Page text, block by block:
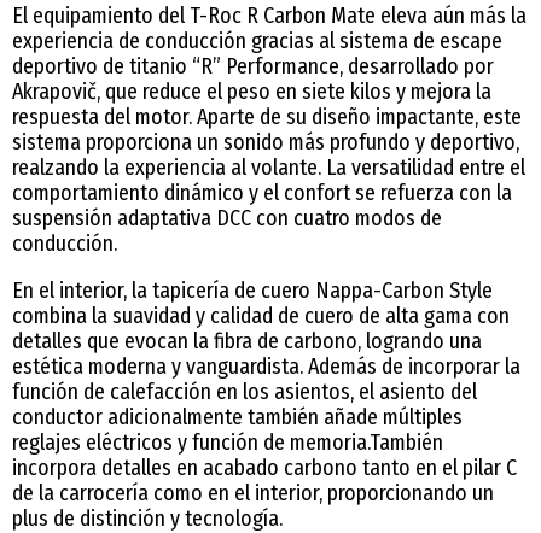
El equipamiento del T-Roc R Carbon Mate eleva aún más la
experiencia de conducción gracias al sistema de escape
deportivo de titanio “R” Performance, desarrollado por
Akrapovič, que reduce el peso en siete kilos y mejora la
respuesta del motor. Aparte de su diseño impactante, este
sistema proporciona un sonido más profundo y deportivo,
realzando la experiencia al volante. La versatilidad entre el
comportamiento dinámico y el confort se refuerza con la
suspensión adaptativa DCC con cuatro modos de
conducción.
En el interior, la tapicería de cuero Nappa-Carbon Style
combina la suavidad y calidad de cuero de alta gama con
detalles que evocan la fibra de carbono, logrando una
estética moderna y vanguardista. Además de incorporar la
función de calefacción en los asientos, el asiento del
conductor adicionalmente también añade múltiples
reglajes eléctricos y función de memoria.También
incorpora detalles en acabado carbono tanto en el pilar C
de la carrocería como en el interior, proporcionando un
plus de distinción y tecnología.